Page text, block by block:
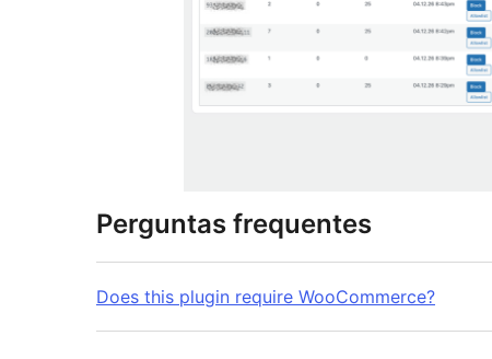
Perguntas frequentes
Does this plugin require WooCommerce?